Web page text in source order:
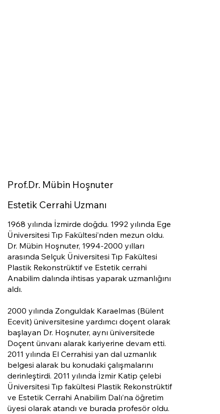
Prof.Dr. Mübin Hoşnuter
Estetik Cerrahi Uzmanı
1968 yılında İzmirde doğdu. 1992 yılında Ege
Üniversitesi Tıp Fakültesi’nden mezun oldu.
Dr. Mübin Hoşnuter, 1994-2000 yılları
arasında Selçuk Üniversitesi Tıp Fakültesi
Plastik Rekonstrüktif ve Estetik cerrahi
Anabilim dalında ihtisas yaparak uzmanlığını
aldı.
2000 yılında Zonguldak Karaelmas (Bülent
Ecevit) üniversitesine yardımcı doçent olarak
başlayan Dr. Hoşnuter, aynı üniversitede
Doçent ünvanı alarak kariyerine devam etti.
2011 yılında El Cerrahisi yan dal uzmanlık
belgesi alarak bu konudaki çalışmalarını
derinleştirdi. 2011 yılında İzmir Katip çelebi
Üniversitesi Tıp fakültesi Plastik Rekonstrüktif
ve Estetik Cerrahi Anabilim Dalı’na öğretim
üyesi olarak atandı ve burada profesör oldu.